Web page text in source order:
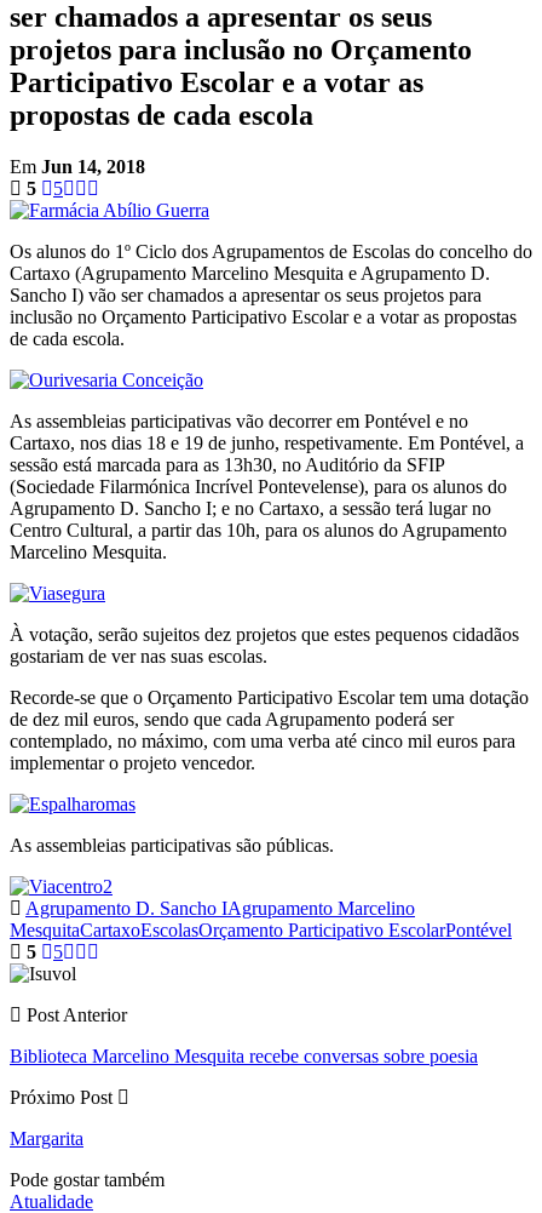
ser chamados a apresentar os seus
projetos para inclusão no Orçamento
Participativo Escolar e a votar as
propostas de cada escola
Em Jun 14, 2018
5
5
Os alunos do 1º Ciclo dos Agrupamentos de Escolas do concelho do
Cartaxo (Agrupamento Marcelino Mesquita e Agrupamento D.
Sancho I) vão ser chamados a apresentar os seus projetos para
inclusão no Orçamento Participativo Escolar e a votar as propostas
de cada escola.
As assembleias participativas vão decorrer em Pontével e no
Cartaxo, nos dias 18 e 19 de junho, respetivamente. Em Pontével, a
sessão está marcada para as 13h30, no Auditório da SFIP
(Sociedade Filarmónica Incrível Pontevelense), para os alunos do
Agrupamento D. Sancho I; e no Cartaxo, a sessão terá lugar no
Centro Cultural, a partir das 10h, para os alunos do Agrupamento
Marcelino Mesquita.
À votação, serão sujeitos dez projetos que estes pequenos cidadãos
gostariam de ver nas suas escolas.
Recorde-se que o Orçamento Participativo Escolar tem uma dotação
de dez mil euros, sendo que cada Agrupamento poderá ser
contemplado, no máximo, com uma verba até cinco mil euros para
implementar o projeto vencedor.
As assembleias participativas são públicas.
Agrupamento D. Sancho IAgrupamento Marcelino
MesquitaCartaxoEscolasOrçamento Participativo EscolarPontével
5
5
Post Anterior
Biblioteca Marcelino Mesquita recebe conversas sobre poesia
Próximo Post
Margarita
Pode gostar também
Atualidade